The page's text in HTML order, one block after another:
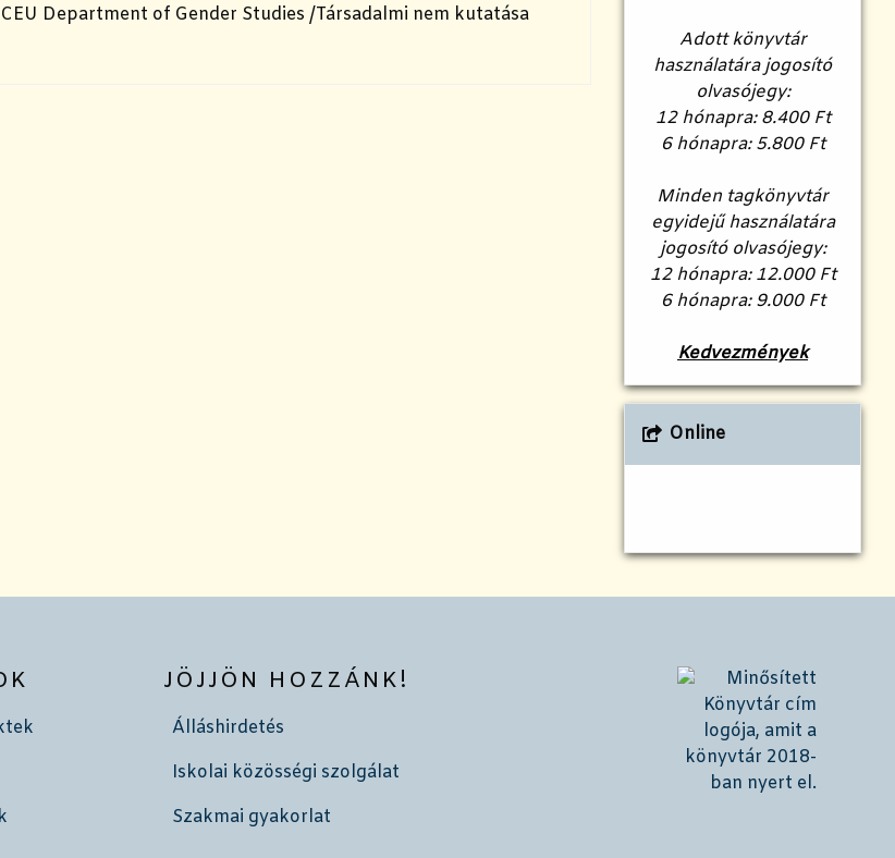
Department of Gender Studies /Társadalmi nem kutatása
Adott könyvtár
használatára jogosító
olvasójegy:
12 hónapra: 8.400 Ft
6 hónapra: 5.800 Ft
Minden tagkönyvtár
egyidejű használatára
jogosító olvasójegy:
12 hónapra: 12.000 Ft
6 hónapra: 9.000 Ft
Kedvezmények
Online
JÖJJÖN HOZZÁNK!
Álláshirdetés
Iskolai közösségi szolgálat
Szakmai gyakorlat